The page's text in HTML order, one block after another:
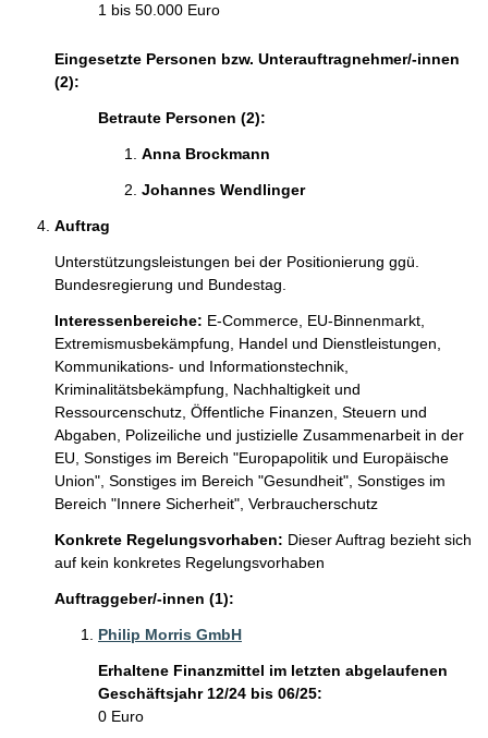
1 bis 50.000 Euro
Eingesetzte Personen bzw. Unterauftragnehmer/-innen
(2):
Betraute Personen (2):
Anna Brockmann
Johannes Wendlinger
Auftrag
Unterstützungsleistungen bei der Positionierung ggü.
Bundesregierung und Bundestag.
Interessenbereiche: E-Commerce, EU-Binnenmarkt,
Extremismusbekämpfung, Handel und Dienstleistungen,
Kommunikations- und Informationstechnik,
Kriminalitätsbekämpfung, Nachhaltigkeit und
Ressourcenschutz, Öffentliche Finanzen, Steuern und
Abgaben, Polizeiliche und justizielle Zusammenarbeit in der
EU, Sonstiges im Bereich "Europapolitik und Europäische
Union", Sonstiges im Bereich "Gesundheit", Sonstiges im
Bereich "Innere Sicherheit", Verbraucherschutz
Konkrete Regelungsvorhaben: Dieser Auftrag bezieht sich
auf kein konkretes Regelungsvorhaben
Auftraggeber/-innen (1):
Philip Morris GmbH
Erhaltene Finanzmittel im letzten abgelaufenen
Geschäftsjahr 12/24 bis 06/25:
0 Euro